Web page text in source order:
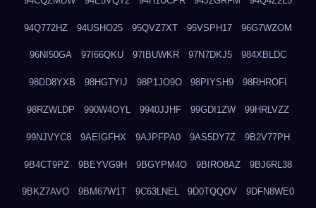
94Q772HZ 94USHO25 95QVZ7XT 95VSPH17 96G7WZOM
96NI50GA 97I66QKU 97IBUWKR 97N7DKJ5 984XBLDC
98DD8YXB 98HGTYIJ 98P1JO9O 98PIYSH9 98RHROFI
98RZWLDP 990W4OYL 9940JJHF 99GDI1ZW 99HRLVZZ
99NJVYC8 9AEIGFHX 9AJPFPA0 9AS5DY7Z 9B2V77PH
9B4CT9PZ 9BEYVG9H 9BGYPM4O 9BIRO8AZ 9BJ6RL38
9BKZ7AVO 9BM67W1T 9C63LNEL 9D0TQQOV 9DFN8WE0